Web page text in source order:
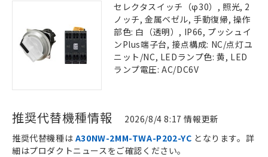
セレクタスイッチ（φ30）, 照光, 2
ノッチ, 金属ベゼル, 手動復帰, 操作
部色: 白（透明）, IP66, プッシュイ
ンPlus端子台, 接点構成: NC/点灯ユ
ニット/NC, LEDランプ色: 黄, LED
ランプ電圧: AC/DC6V
推奨代替機種情報 2026/8/4 8:17 情報更新
推奨代替機種は A30NW-2MM-TWA-P202-YC となります。詳
細はプロダクトニュースをご確認ください。